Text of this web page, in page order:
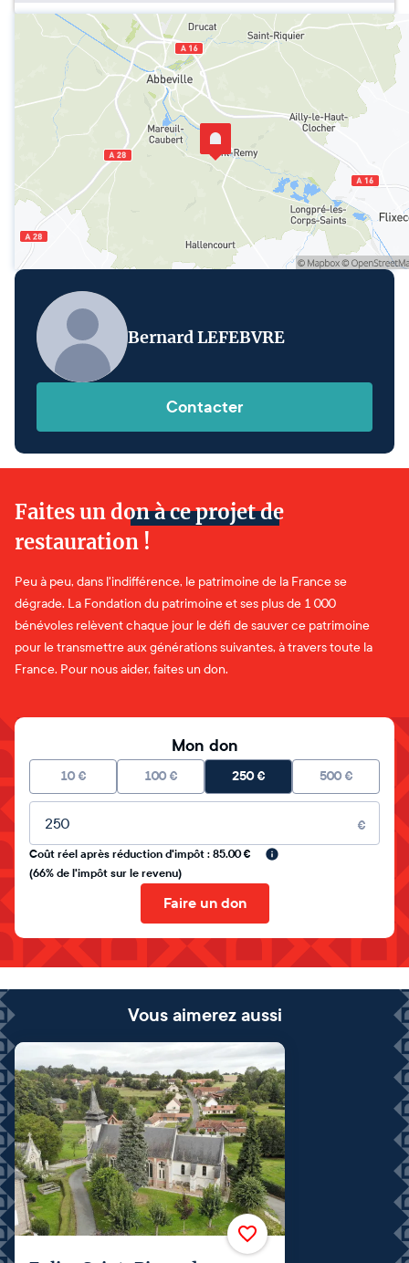
Bernard LEFEBVRE
Contacter
Faites un don à ce projet de
restauration !
Peu à peu, dans l'indifférence, le patrimoine de la France se
dégrade. La Fondation du patrimoine et ses plus de 1 000
bénévoles relèvent chaque jour le défi de sauver ce patrimoine
pour le transmettre aux générations suivantes, à travers toute la
France. Pour nous aider, faites un don.
Mon don
10 € 100 € 250€ 500 €
Montant libre
€
Coût réel après réduction d'impôt : 85.00 €
(66% de l'impôt sur le revenu)
Faire un don
Vous aimerez aussi